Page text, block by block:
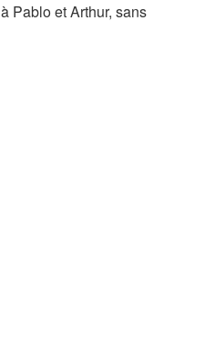
à Pablo et Arthur, sans